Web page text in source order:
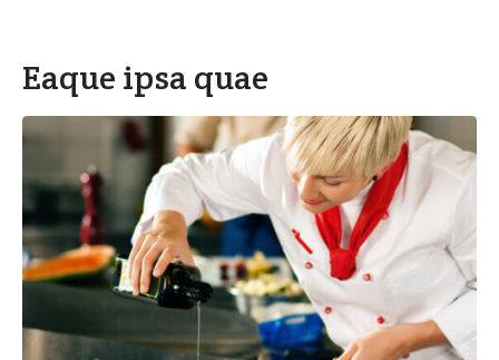
Eaque ipsa quae